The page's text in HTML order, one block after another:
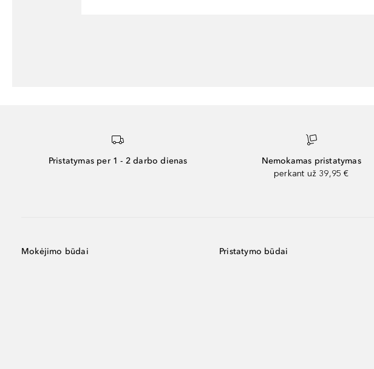
Pristatymas per 1 - 2 darbo dienas
Nemokamas pristatymas
perkant už 39,95 €
Mokėjimo būdai Pristatymo būdai